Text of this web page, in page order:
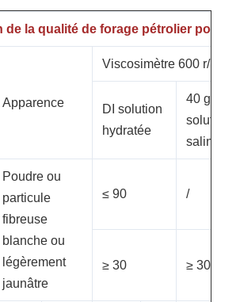
de la qualité de forage pétrolier pour le
Apparence
Viscosimètre 600 r/min
DI solution
hydratée
40 g/l de
solution
saline
Poudre ou
particule
fibreuse
blanche ou
légèrement
jaunâtre
≤ 90 /
≥ 30 ≥ 30